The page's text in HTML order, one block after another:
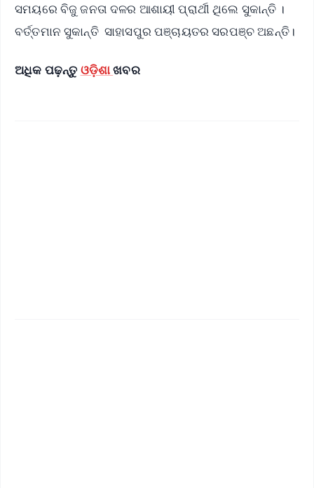
ସମୟରେ ବିଜୁ ଜନତା ଦଳର ଆଶାୟୀ ପ୍ରାର୍ଥୀ ଥିଲେ ସୁକାନ୍ତି ।
ବର୍ତ୍ତମାନ ସୁକାନ୍ତି ସାହାସପୁର ପଞ୍ଚାୟତର ସରପଞ୍ଚ ଅଛନ୍ତି।
ଅଧିକ ପଢ଼ନ୍ତୁ ଓଡ଼ିଶାଖବର